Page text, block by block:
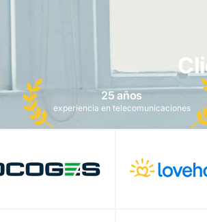
25 años
experiencia en telecomunicaciones